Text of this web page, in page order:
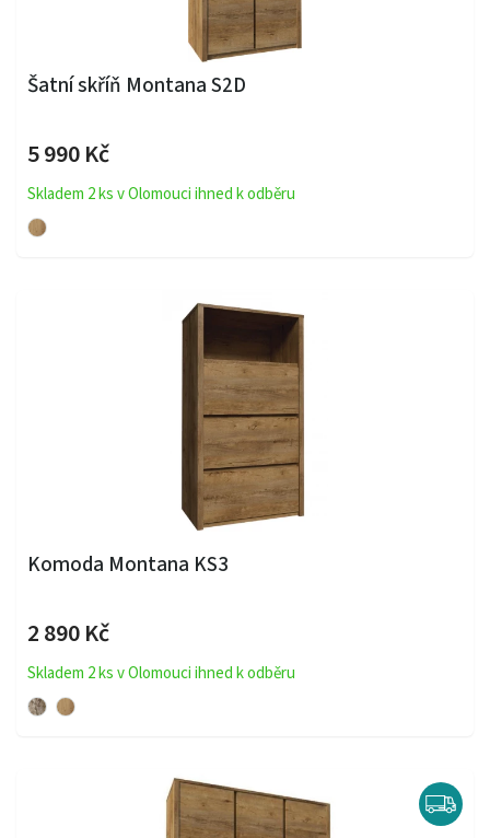
Šatní skříň Montana S2D
5 990 Kč
Skladem 2 ks v Olomouci ihned k odběru
Komoda Montana KS3
2 890 Kč
Skladem 2 ks v Olomouci ihned k odběru